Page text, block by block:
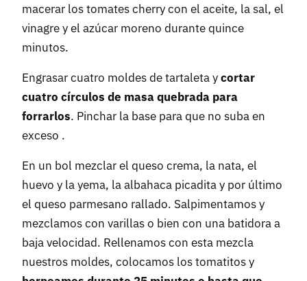
macerar los tomates cherry con el aceite, la sal, el
vinagre y el azúcar moreno durante quince
minutos.
Engrasar cuatro moldes de tartaleta ycortar
cuatro círculos de masa quebrada para
forrarlos. Pinchar la base para que no suba en
exceso .
En un bol mezclar el queso crema, la nata, el
huevo y la yema, la albahaca picadita y por último
el queso parmesano rallado. Salpimentamos y
mezclamos con varillas o bien con una batidora a
baja velocidad. Rellenamos con esta mezcla
nuestros moldes, colocamos los tomatitos y